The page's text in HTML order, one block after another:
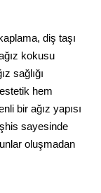
diş taşı
kokusu
sağlığı
hem
bir ağız yapısı
sayesinde
oluşmadan